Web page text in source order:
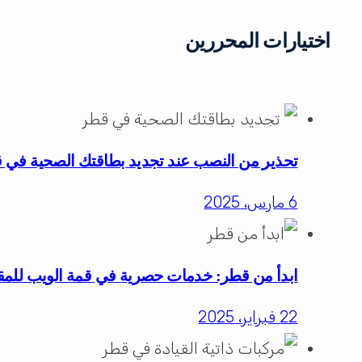
اختيارات المحررين
تحذير من النصب عند تجديد بطاقتك الصحية في
6 مارس، 2025
ابدأ من قطر: خدمات حصرية في قمة الويب
22 فبراير، 2025